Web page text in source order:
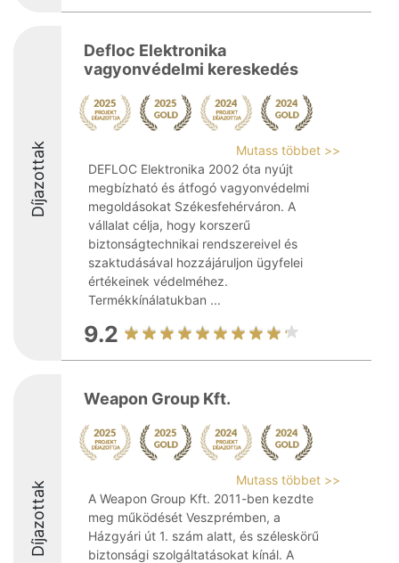
Díjazottak
Defloc Elektronika
vagyonvédelmi kereskedés
Mutass többet >>
DEFLOC Elektronika 2002 óta nyújt
megbízható és átfogó vagyonvédelmi
megoldásokat Székesfehérváron. A
vállalat célja, hogy korszerű
biztonságtechnikai rendszereivel és
szaktudásával hozzájáruljon ügyfelei
értékeinek védelméhez.
Termékkínálatukban ...
9.2
Díjazottak
Weapon Group Kft.
Mutass többet >>
A Weapon Group Kft. 2011-ben kezdte
meg működését Veszprémben, a
Házgyári út 1. szám alatt, és széleskörű
biztonsági szolgáltatásokat kínál. A